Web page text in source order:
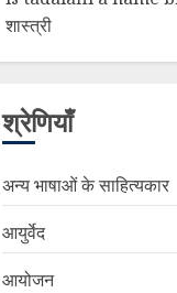
शास्त्री
श्रेणियाँ
अन्य भाषाओं के साहित्यकार
आयुर्वेद
आयोजन